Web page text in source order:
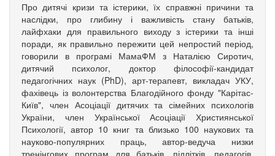
Про дитячі кризи та істерики, їх справжні причини та
наслідки, про глибину і важливість стану батьків,
лайфхаки для правильного виходу з істерики та інші
поради, як правильно пережити цей непростий період,
говорили в програмі МамаФМ з Наталією Сиротич,
дитячий психолог, доктор філософії-кандидат
педагогічних наук (PhD), арт-терапевт, викладач УКУ,
фахівець із волонтерства Благодійного фонду "Карітас-
Київ", член Асоціації дитячих та сімейних психологів
України, член Української Асоціації Християнської
Психології, автор 10 книг та близько 100 наукових та
науково-популярних праць, автор-ведуча низки